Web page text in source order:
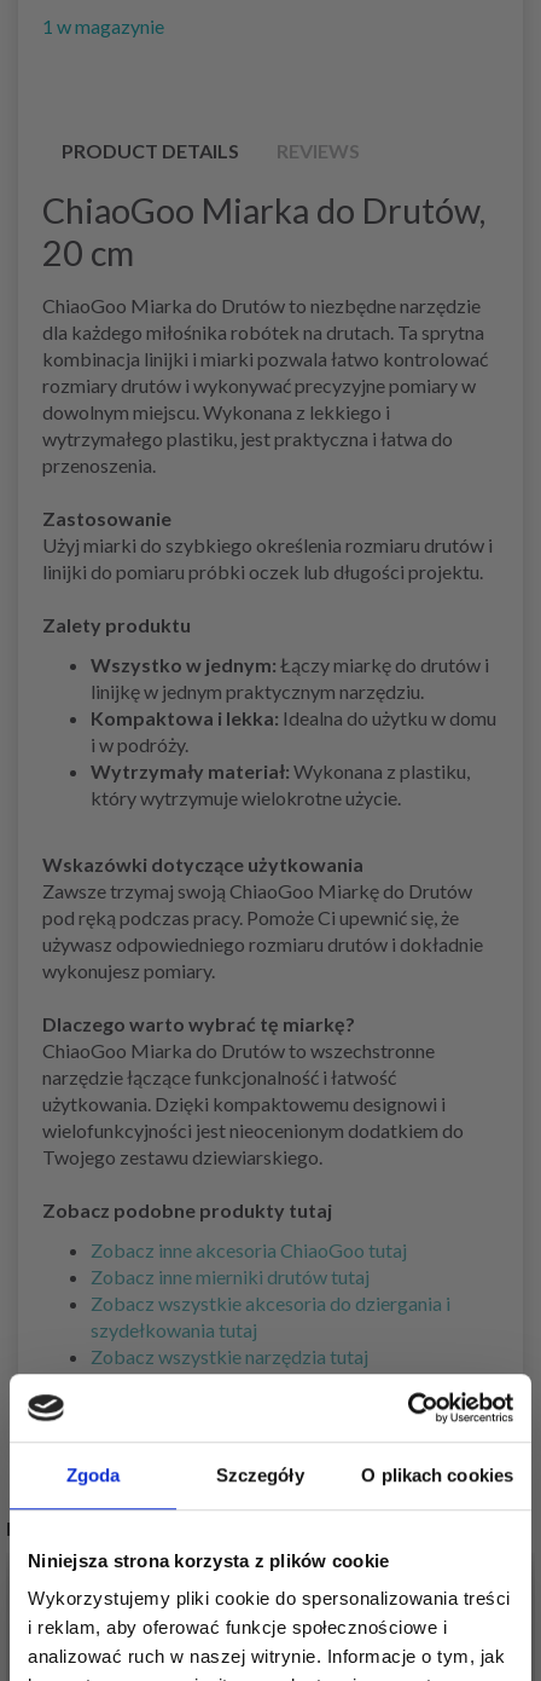
Zgoda Szczegóły O plikach cookies
Niniejsza strona korzysta z plików cookie
Wykorzystujemy pliki cookie do spersonalizowania treści
i reklam, aby oferować funkcje społecznościowe i
analizować ruch w naszej witrynie. Informacje o tym, jak
1 w magazynie
PRODUCT DETAILS REVIEWS
ChiaoGoo Miarka do Drutów,
20 cm
ChiaoGoo Miarka do Drutów to niezbędne narzędzie
dla każdego miłośnika robótek na drutach. Ta sprytna
kombinacja linijki i miarki pozwala łatwo kontrolować
rozmiary drutów i wykonywać precyzyjne pomiary w
dowolnym miejscu. Wykonana z lekkiego i
wytrzymałego plastiku, jest praktyczna i łatwa do
przenoszenia.
Zastosowanie
Użyj miarki do szybkiego określenia rozmiaru drutów i
linijki do pomiaru próbki oczek lub długości projektu.
Zalety produktu
Wszystko w jednym: Łączy miarkę do drutów i
linijkę w jednym praktycznym narzędziu.
Kompaktowa i lekka: Idealna do użytku w domu
i w podróży.
Wytrzymały materiał: Wykonana z plastiku,
który wytrzymuje wielokrotne użycie.
Wskazówki dotyczące użytkowania
Zawsze trzymaj swoją ChiaoGoo Miarkę do Drutów
pod ręką podczas pracy. Pomoże Ci upewnić się, że
używasz odpowiedniego rozmiaru drutów i dokładnie
wykonujesz pomiary.
Dlaczego warto wybrać tę miarkę?
ChiaoGoo Miarka do Drutów to wszechstronne
narzędzie łączące funkcjonalność i łatwość
użytkowania. Dzięki kompaktowemu designowi i
wielofunkcyjności jest nieocenionym dodatkiem do
Twojego zestawu dziewiarskiego.
Zobacz podobne produkty tutaj
Zobacz inne akcesoria ChiaoGoo tutaj
Zobacz inne mierniki drutów tutaj
Zobacz wszystkie akcesoria do dziergania i
szydełkowania tutaj
Zobacz wszystkie narzędzia tutaj
POPULARNE ALTERNATYWY